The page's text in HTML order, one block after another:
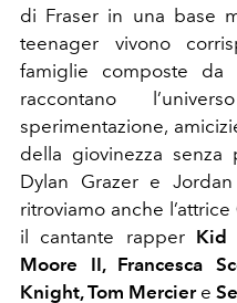
di Fraser in una base
teenager vivono
famiglie composte
raccontano
sperimentazione,
della giovinezza senza
Dylan Grazer e
ritroviamo anche l’attrice
il cantante rapperKid
Moore II, Francesca
Knight, Tom Merciere